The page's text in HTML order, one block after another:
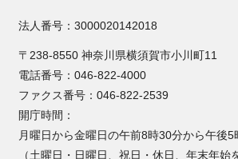
法人番号：3000020142018
〒238-8550 神奈川県横須賀市小川町11
電話番号：046-822-4000
ファクス番号：046-822-2539
開庁時間：
月曜日から金曜日の午前8時30分から午後5
（土曜日・日曜日、祝日・休日、年末年始